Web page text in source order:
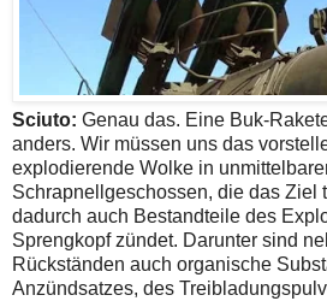
Sciuto: Genau das. Eine Buk-
anders. Wir müssen uns das
explodierende Wolke in
Schrapnellgeschossen, die das Ziel
dadurch auch Bestandteile des
Sprengkopf zündet. Darunter sind
Rückständen auch organische
Anzündsatzes, des